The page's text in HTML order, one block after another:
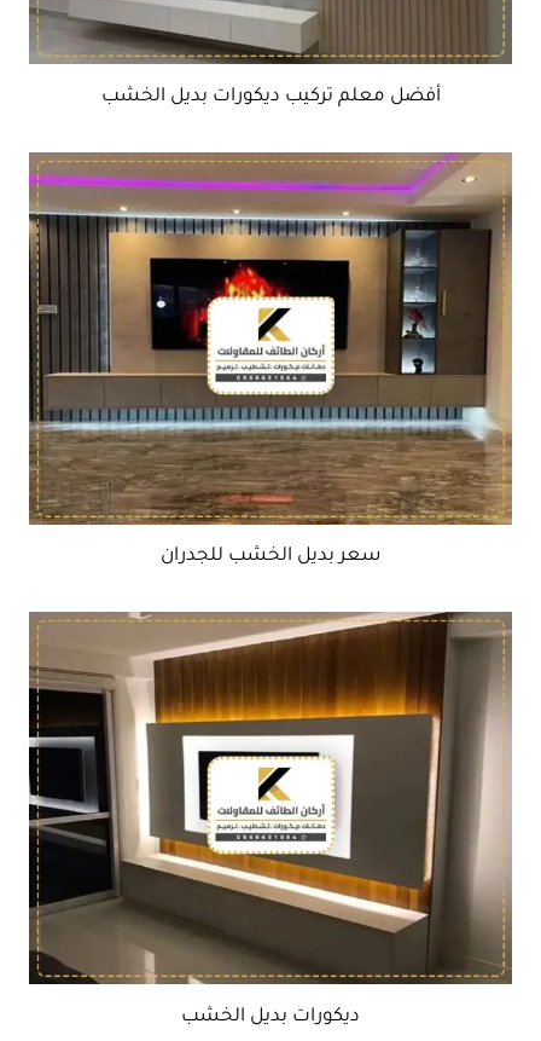
أفضل معلم تركيب ديكورات بديل الخشب
سعر بديل الخشب للجدران
ديكورات بديل الخشب